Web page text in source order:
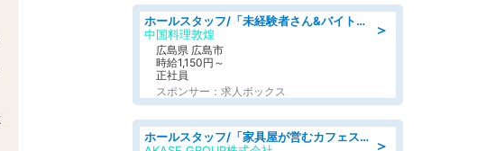
＞
ホールスタッフ/「未経験者さん&バイトデビューも大歓迎」残業ほぼなし×1日3時間〜勤務OK!フォロー体制も充実/広島県/広島市南区
中国料理敦煌
広島県 広島市
時給1,150円～
正社員
スポンサー：求人ボックス
＞
ホールスタッフ/「家具屋が営むカフェスタッフ!」週2日～OK!嬉しいまかない付き/岡山県/浅口郡里庄町